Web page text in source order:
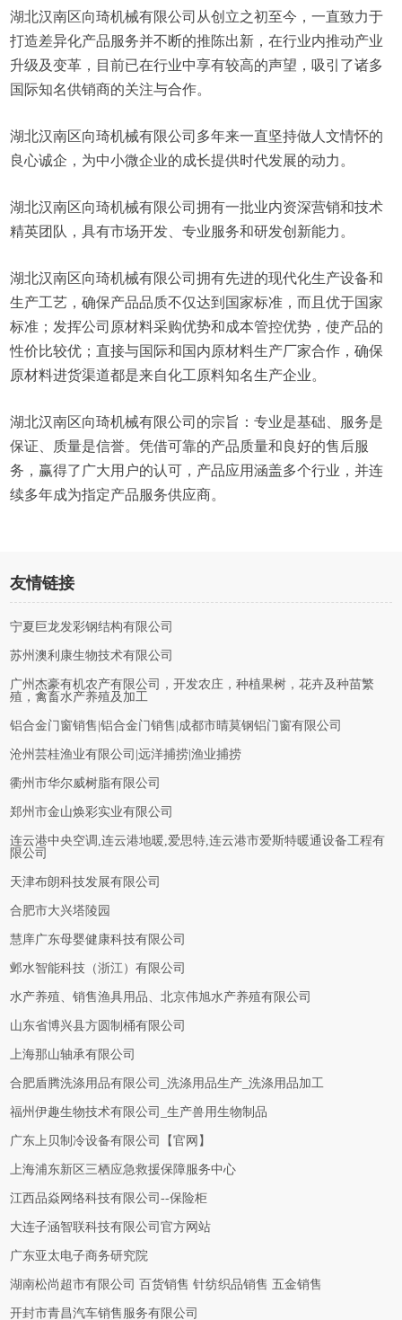
湖北汉南区向琦机械有限公司从创立之初至今，一直致力于
打造差异化产品服务并不断的推陈出新，在行业内推动产业
升级及变革，目前已在行业中享有较高的声望，吸引了诸多
国际知名供销商的关注与合作。
湖北汉南区向琦机械有限公司多年来一直坚持做人文情怀的
良心诚企，为中小微企业的成长提供时代发展的动力。
湖北汉南区向琦机械有限公司拥有一批业内资深营销和技术
精英团队，具有市场开发、专业服务和研发创新能力。
湖北汉南区向琦机械有限公司拥有先进的现代化生产设备和
生产工艺，确保产品品质不仅达到国家标准，而且优于国家
标准；发挥公司原材料采购优势和成本管控优势，使产品的
性价比较优；直接与国际和国内原材料生产厂家合作，确保
原材料进货渠道都是来自化工原料知名生产企业。
湖北汉南区向琦机械有限公司的宗旨：专业是基础、服务是
保证、质量是信誉。凭借可靠的产品质量和良好的售后服
务，赢得了广大用户的认可，产品应用涵盖多个行业，并连
续多年成为指定产品服务供应商。
友情链接
宁夏巨龙发彩钢结构有限公司
苏州澳利康生物技术有限公司
广州杰豪有机农产有限公司，开发农庄，种植果树，花卉及种苗繁
殖，禽畜水产养殖及加工
铝合金门窗销售|铝合金门销售|成都市晴莫钢铝门窗有限公司
沧州芸桂渔业有限公司|远洋捕捞|渔业捕捞
衢州市华尔威树脂有限公司
郑州市金山焕彩实业有限公司
连云港中央空调,连云港地暖,爱思特,连云港市爱斯特暖通设备工程有
限公司
天津布朗科技发展有限公司
合肥市大兴塔陵园
慧庠广东母婴健康科技有限公司
邺水智能科技（浙江）有限公司
水产养殖、销售渔具用品、北京伟旭水产养殖有限公司
山东省博兴县方圆制桶有限公司
上海那山轴承有限公司
合肥盾腾洗涤用品有限公司_洗涤用品生产_洗涤用品加工
福州伊趣生物技术有限公司_生产兽用生物制品
广东上贝制冷设备有限公司【官网】
上海浦东新区三栖应急救援保障服务中心
江西品焱网络科技有限公司--保险柜
大连子涵智联科技有限公司官方网站
广东亚太电子商务研究院
湖南松尚超市有限公司 百货销售 针纺织品销售 五金销售
开封市青昌汽车销售服务有限公司